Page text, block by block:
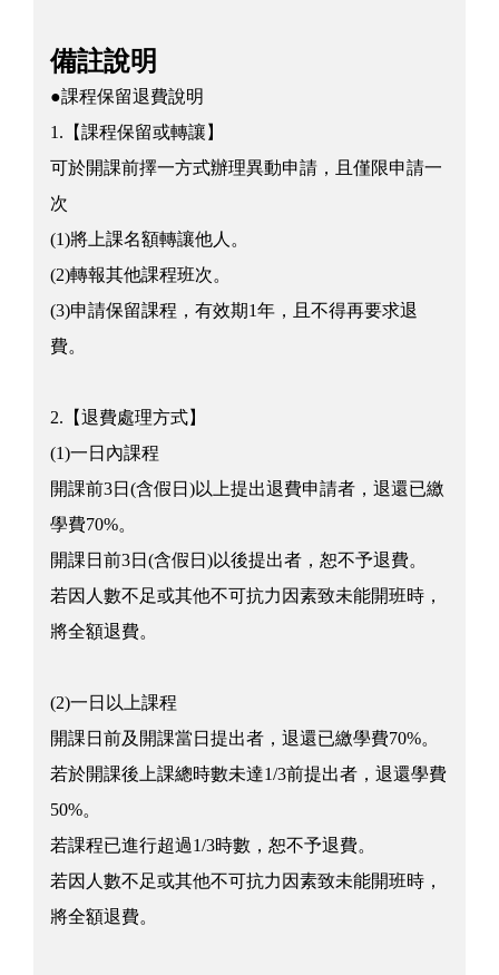
備註說明
●課程保留退費說明
1.【課程保留或轉讓】
可於開課前擇一方式辦理異動申請，且僅限申請一
次
(1)將上課名額轉讓他人。
(2)轉報其他課程班次。
(3)申請保留課程，有效期1年，且不得再要求退
費。
2.【退費處理方式】
(1)一日內課程
開課前3日(含假日)以上提出退費申請者，退還已繳
學費70%。
開課日前3日(含假日)以後提出者，恕不予退費。
若因人數不足或其他不可抗力因素致未能開班時，
將全額退費。
(2)一日以上課程
開課日前及開課當日提出者，退還已繳學費70%。
若於開課後上課總時數未達1/3前提出者，退還學費
50%。
若課程已進行超過1/3時數，恕不予退費。
若因人數不足或其他不可抗力因素致未能開班時，
將全額退費。